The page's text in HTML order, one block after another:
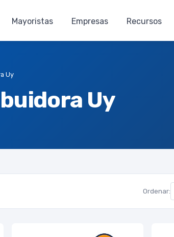
Mayoristas Empresas Recursos
Uy
Uy
Ordenar: